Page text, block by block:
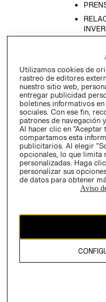
Uruguay ($U)
El contenido de esta página
propiedad de H&M Hennes &
Utilizamos cookies de
rastreo de editores
nuestro sitio web,
entregar publicidad
boletines informativos
sociales. Con ese fin,
patrones de navegación
Al hacer clic en “Aceptar
compartamos esta
publicitarios. Al elegir
opcionales, lo que limita
personalizadas. Haga
personalizar sus
de datos para obtener
Aviso